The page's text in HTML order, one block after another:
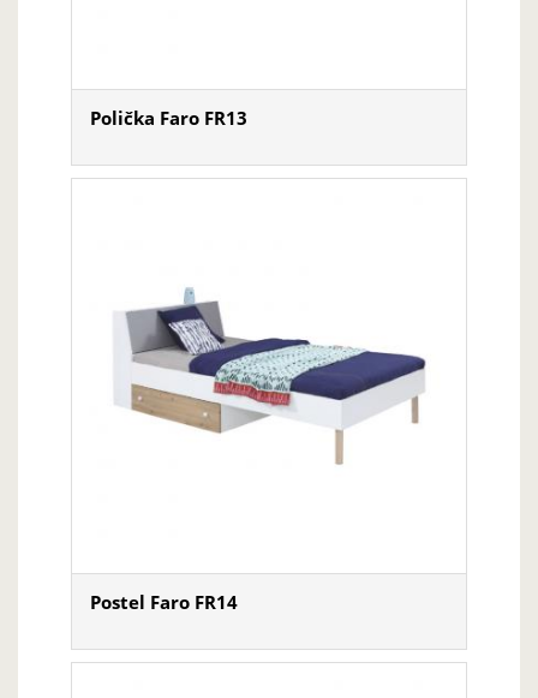
Polička Faro FR13
Postel Faro FR14